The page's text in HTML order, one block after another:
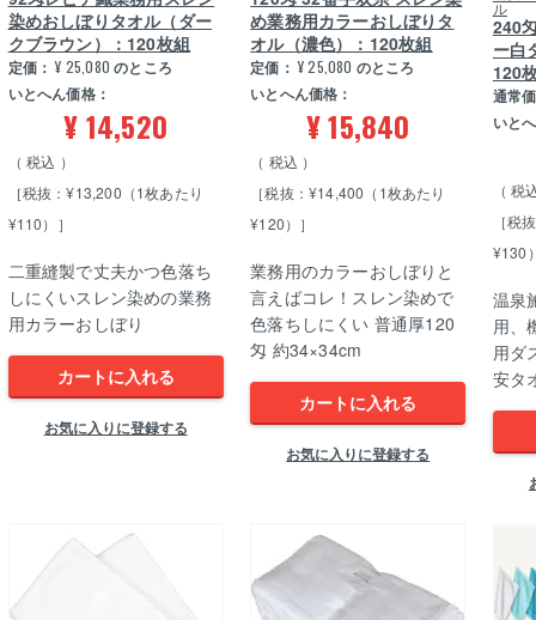
染めおしぼりタオル（ダー
クブラウン）：120枚組
定価： ¥ 25,080 のところ
いとへん価格：
¥14,520
税込
［税抜：¥13,200（1枚あたり
¥110）］
二重縫製で丈夫かつ色落ち
しにくいスレン染めの業務
用カラーおしぼり
カートに入れる
お気に入りに登録する
め業務用カラーおしぼりタ
オル（濃色）：120枚組
定価： ¥ 25,080 のところ
いとへん価格：
¥15,840
税込
［税抜：¥14,400（1枚あたり
¥120）］
業務用のカラーおしぼりと
言えばコレ！スレン染めで
色落ちしにくい 普通厚120
匁 約34×34cm
カートに入れる
お気に入りに登録する
ル
240
ー白
120
通常
いと
税
［税
¥130
温泉
用、
用ダ
安タ